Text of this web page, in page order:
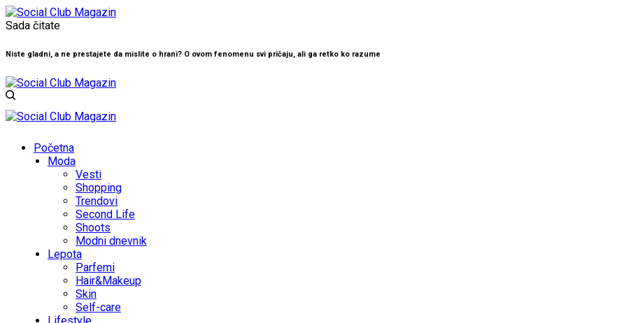
Sada čitate
Niste gladni, a ne prestajete da mislite o hrani? O ovom fenomenu svi pričaju, ali ga retko ko razume
Početna
Moda
Vesti
Shopping
Trendovi
Second Life
Shoots
Modni dnevnik
Lepota
Parfemi
Hair&Makeup
Skin
Self-care